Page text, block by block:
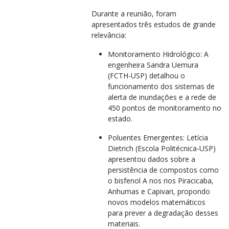
Durante a reunião, foram
apresentados três estudos de grande
relevância:
Monitoramento Hidrológico: A
engenheira Sandra Uemura
(FCTH-USP) detalhou o
funcionamento dos sistemas de
alerta de inundações e a rede de
450 pontos de monitoramento no
estado.
Poluentes Emergentes: Letícia
Dietrich (Escola Politécnica-USP)
apresentou dados sobre a
persistência de compostos como
o bisfenol A nos rios Piracicaba,
Anhumas e Capivari, propondo
novos modelos matemáticos
para prever a degradação desses
materiais.